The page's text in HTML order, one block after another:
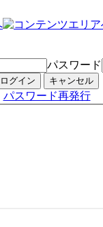
パスワード
パスワード再発行